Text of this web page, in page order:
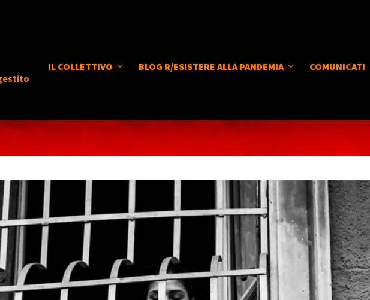
IL COLLETTIVO BLOG R/ESISTERE ALLA PANDEMIA COMUNICATI